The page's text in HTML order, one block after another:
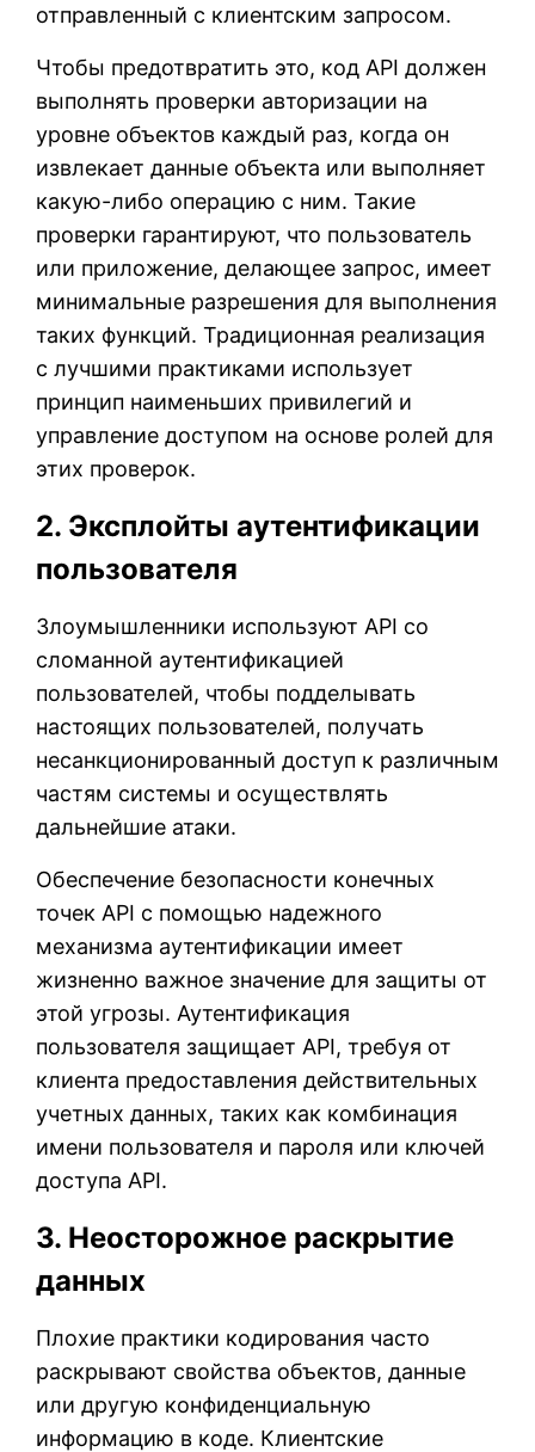
отправленный с клиентским запросом.
Чтобы предотвратить это, код API должен
выполнять проверки авторизации на
уровне объектов каждый раз, когда он
извлекает данные объекта или выполняет
какую-либо операцию с ним. Такие
проверки гарантируют, что пользователь
или приложение, делающее запрос, имеет
минимальные разрешения для выполнения
таких функций. Традиционная реализация
с лучшими практиками использует
принцип наименьших привилегий и
управление доступом на основе ролей для
этих проверок.
2. Эксплойты аутентификации
пользователя
Злоумышленники используют API со
сломанной аутентификацией
пользователей, чтобы подделывать
настоящих пользователей, получать
несанкционированный доступ к различным
частям системы и осуществлять
дальнейшие атаки.
Обеспечение безопасности конечных
точек API с помощью надежного
механизма аутентификации имеет
жизненно важное значение для защиты от
этой угрозы. Аутентификация
пользователя защищает API, требуя от
клиента предоставления действительных
учетных данных, таких как комбинация
имени пользователя и пароля или ключей
доступа API.
3. Неосторожное раскрытие
данных
Плохие практики кодирования часто
раскрывают свойства объектов, данные
или другую конфиденциальную
информацию в коде. Клиентские